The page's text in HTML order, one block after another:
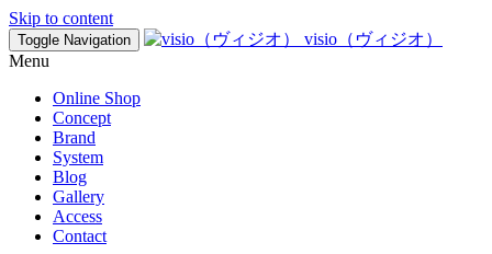
Skip to content
Toggle Navigation
visio（ヴィジオ）
Menu
Online Shop
Concept
Brand
System
Blog
Gallery
Access
Contact